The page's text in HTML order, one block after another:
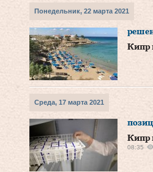
Понедельник, 22 марта 2021
Кипр
Среда, 17 марта 2021
Кипр
08:35